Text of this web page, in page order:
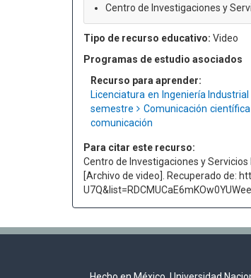
Centro de Investigaciones y
Tipo de recurso educativo: Video
Programas de estudio asociados
Recurso para aprender:
Licenciatura en Ingeniería
semestre
Comunicación científica
comunicación
Para citar este recurso:
Centro de Investigaciones y
[Archivo de video]. Recuperado de: